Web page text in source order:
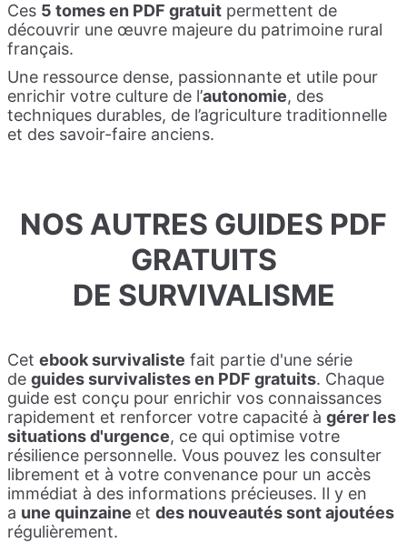
Ces 5 tomes en PDF gratuit permettent de
découvrir une œuvre majeure du patrimoine rural
français.
Une ressource dense, passionnante et utile pour
enrichir votre culture de l’autonomie, des
techniques durables, de l’agriculture traditionnelle
et des savoir-faire anciens.
NOS AUTRES GUIDES PDF
GRATUITS
DE SURVIVALISME
Cet ebook survivaliste fait partie d'une série
de guides survivalistes en PDF gratuits. Chaque
guide est conçu pour enrichir vos connaissances
rapidement et renforcer votre capacité à gérer les
situations d'urgence, ce qui optimise votre
résilience personnelle. Vous pouvez les consulter
librement et à votre convenance pour un accès
immédiat à des informations précieuses. Il y en
a une quinzaine et des nouveautés sont ajoutées
régulièrement.